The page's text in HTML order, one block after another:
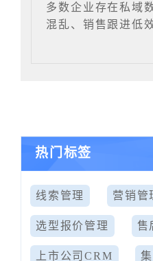
多数企业存在私域
混乱、销售跟进低
热门标签
线索管理 营销管
选型报价管理 售
上市公司CRM